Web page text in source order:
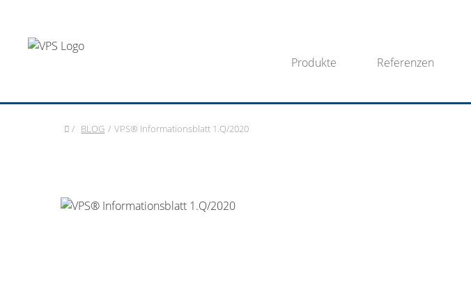
Produkte Referenzen
/ BLOG / VPS® Informationsblatt 1.Q/2020